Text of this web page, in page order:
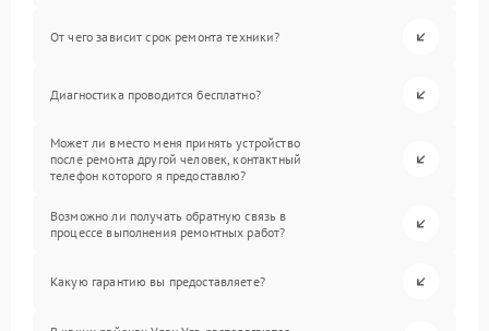
От чего зависит срок ремонта техники?
Диагностика проводится бесплатно?
Может ли вместо меня принять устройство
после ремонта другой человек, контактный
телефон которого я предоставлю?
Возможно ли получать обратную связь в
процессе выполнения ремонтных работ?
Какую гарантию вы предоставляете?